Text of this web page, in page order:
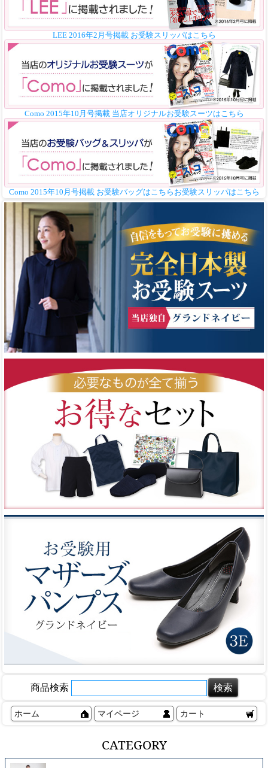
LEE 2016年2月号掲載 お受験スリッパはこちら
Como 2015年10月号掲載 当店オリジナルお受験スーツはこちら
Como 2015年10月号掲載 お受験バッグはこちら お受験スリッパはこちら
商品検索
ホーム マイページ カート
CATEGORY